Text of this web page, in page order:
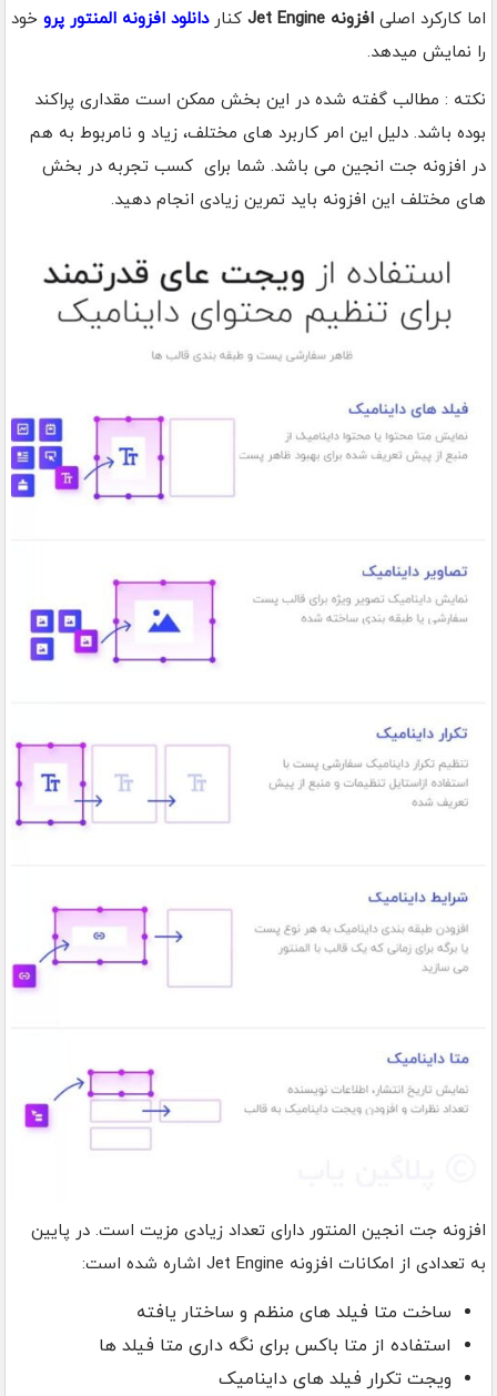
اما کارکرد اصلی افزونه Jet Engine کناردانلود افزونه المنتور پرو خود
را نمایش میدهد.
نکته : مطالب گفته شده در این بخش ممکن است مقداری پراکند
بوده باشد. دلیل این امر کاربرد های مختلف، زیاد و نامربوط به هم
در افزونه جت انجین می باشد. شما برای کسب تجربه در بخش
های مختلف این افزونه باید تمرین زیادی انجام دهید.
افزونه جت انجین المنتور دارای تعداد زیادی مزیت است. در پایین
به تعدادی از امکانات افزونه Jet Engine اشاره شده است:
ساخت متا فیلد های منظم و ساختار یافته
استفاده از متا باکس برای نگه داری متا فیلد ها
ویجت تکرار فیلد های داینامیک